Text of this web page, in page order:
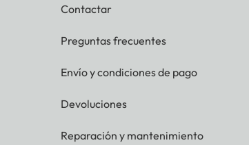
Contactar
Preguntas frecuentes
Envío y condiciones de pago
Devoluciones
Reparación y mantenimiento